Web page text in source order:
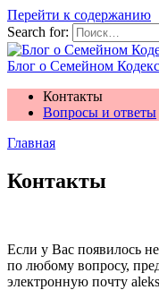
Перейти к содержанию
Search for:
Блог о Семейном
Контакты
Вопросы и ответы
Главная
Контакты
Если у Вас появилось
по любому вопросу,
электронную почту